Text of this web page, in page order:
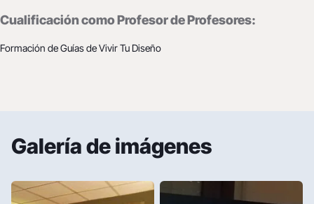
Cualificación como Profesor de Profesores:
Formación de Guías de Vivir Tu Diseño
Galería de imágenes